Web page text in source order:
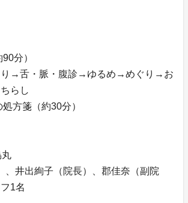
分）
り→⾆・脈・腹診→ゆるめ→めぐり→お
らし
⽅箋（約30分）
丸
、井出絢⼦（院長）、郡佳奈（副院
1名